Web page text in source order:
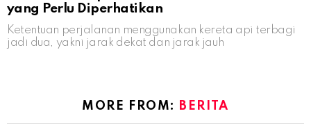
yang Perlu Diperhatikan
Ketentuan perjalanan menggunakan kereta api terbagi
jadi dua, yakni jarak dekat dan jarak jauh
MORE FROM: BERITA